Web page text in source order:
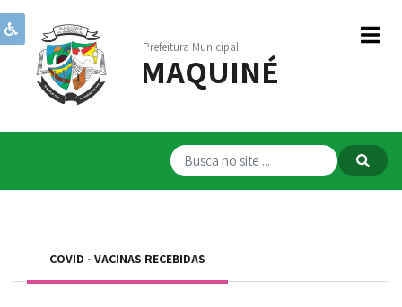
Prefeitura Municipal
MAQUINÉ
Institucional
Governo
ServiçosCOVID - VACINAS RECEBIDAS